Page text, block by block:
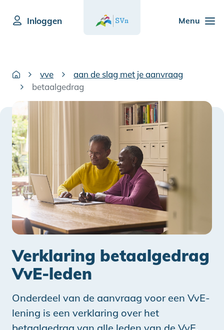
Menu
Inloggen
vve
aan de slag met je aanvraag
betaalgedrag
Verklaring betaalgedrag
VvE-leden
Onderdeel van de aanvraag voor een VvE-
lening is een verklaring over het